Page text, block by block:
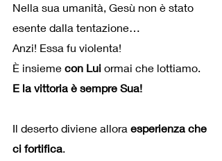
Nella sua umanità, Gesù non è stato
esente dalla tentazione…
Anzi! Essa fu violenta!
È insieme con Lui ormai che lottiamo.
E la vittoria è sempre Sua!
Il deserto diviene allora esperienza che
ci fortifica.